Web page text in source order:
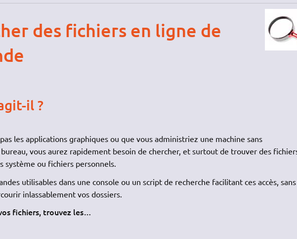
des fichiers en ligne de
il ?
les applications graphiques ou que vous administriez une machine sans
vous aurez rapidement besoin de chercher, et surtout de trouver des
système ou fichiers personnels.
utilisables dans une console ou un script de recherche facilitant ces accès, sans
inlassablement vos dossiers.
fichiers, trouvez les…